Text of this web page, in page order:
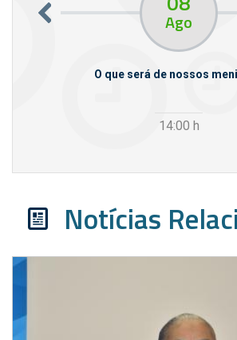
Ago
O que será de nossos
14:00 h
Notícias